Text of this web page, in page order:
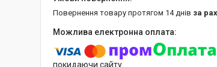
повернення товару протягом 14 днів за
покидаючи сайту.